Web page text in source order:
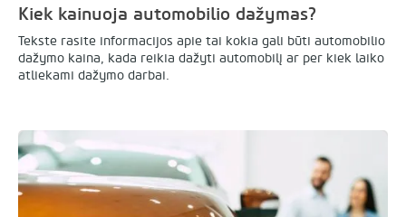
Kiek kainuoja automobilio dažymas?
Tekste rasite informacijos apie tai kokia gali būti automobilio
dažymo kaina, kada reikia dažyti automobilį ar per kiek laiko
atliekami dažymo darbai.